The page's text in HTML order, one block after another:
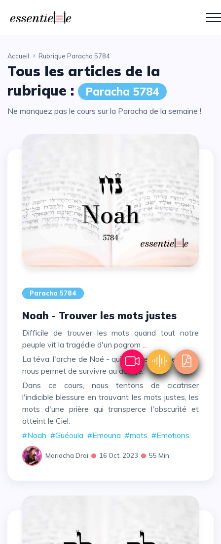
Accueil Rubrique Paracha 5784
Tous les articles de la
rubrique :
Paracha 5784
Ne manquez pas le cours sur la Paracha de la semaine !
Paracha 5784
Noah - Trouver les mots justes
Difficile de trouver les mots quand tout notre
peuple vit la tragédie d'un pogrom ...
La téva, l'arche de Noé - qui signifie aussi le MOT-
nous permet de survivre au déluge.
Dans ce cours, nous tentons de cicatriser
l'indicible blessure en trouvant les mots justes, les
mots d'une prière qui transperce l'obscurité et
atteint le Ciel.
#Noah #Guéoula #Emouna #mots #Emotions
Mariacha Drai 16 Oct. 2023 55 Min